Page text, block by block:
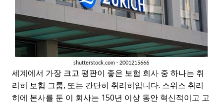
세계에서 가장 크고 평판이 좋은 보험 회사 중 하나는 취
리히 보험 그룹, 또는 간단히 취리히입니다. 스위스 취리
히에 본사를 둔 이 회사는 150년 이상 동안 혁신적이고 고